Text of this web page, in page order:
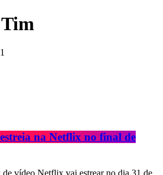
na Netflix no final de
de vídeo Netflix vai estrear no dia 31 de